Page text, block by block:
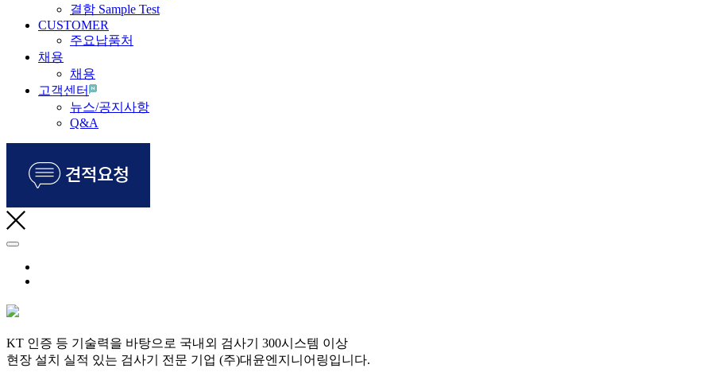
결함 Sample Test
CUSTOMER
주요납품처
채용
채용
고객센터
뉴스/공지사항
Q&A
KT 인증 등 기술력을 바탕으로 국내외 검사기 300시스템 이상
현장 설치 실적 있는 검사기 전문 기업 (주)대윤엔지니어링입니다.